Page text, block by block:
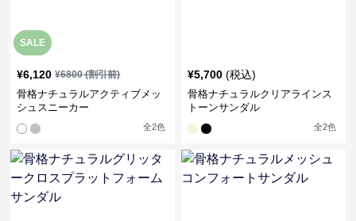
SALE
¥6,120 ¥6800(割引前)
骨格ナチュラルアクティブメッ
シュスニーカー
全2色
¥5,700 (税込)
骨格ナチュラルクリアラインス
トーンサンダル
全2色